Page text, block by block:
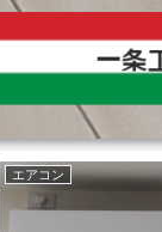
エアコン